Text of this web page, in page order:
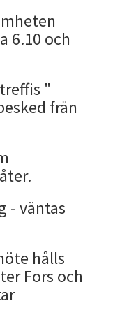
6.10 och
"
från
- väntas
hålls
Fors och